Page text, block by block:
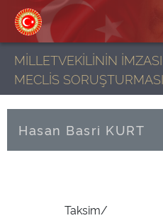
MİLLETVEKİLİNİN
MECLİS
Hasan Basri KURT
Taksim/